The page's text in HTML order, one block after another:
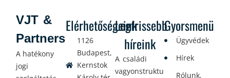
Elérhetőségeink
1126
Budapest,
Kernstok
Legfrissebb
híreink
A családi
vagyonstrukturálás
Gyorsmenü
Ügyvédek
Hírek
Rólunk,
VJT &
Partners
A hatékony
jogi